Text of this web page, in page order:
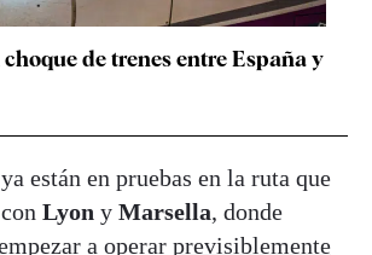
choque de trenes entre España y
están en pruebas en la ruta que
Lyon y Marsella, donde
a operar previsiblemente